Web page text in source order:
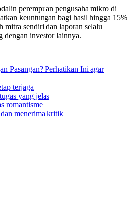
perempuan pengusaha mikro di
keuntungan bagi hasil hingga 15%
mitra sendiri dan laporan selalu
dengan investor lainnya.
Pasangan? Perhatikan Ini agar
terjaga
yang jelas
romantisme
menerima kritik